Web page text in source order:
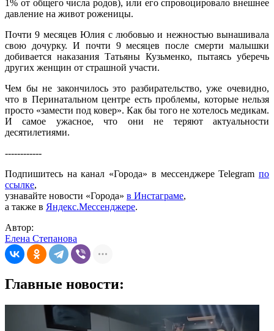
1% от общего числа родов), или его спровоцировало внешнее
давление на живот роженицы.
Почти 9 месяцев Юлия с любовью и нежностью вынашивала
свою дочурку. И почти 9 месяцев после смерти малышки
добивается наказания Татьяны Кузьменко, пытаясь уберечь
других женщин от страшной участи.
Чем бы не закончилось это разбирательство, уже очевидно,
что в Перинатальном центре есть проблемы, которые нельзя
просто «замести под ковер». Как бы того не хотелось медикам.
И самое ужасное, что они не теряют актуальности
десятилетиями.
------------
Подпишитесь на канал «Города» в мессенджере Telegram по
ссылке,
узнавайте новости «Города» в Инстаграме,
а также в Яндекс.Мессенджере.
Автор:
Елена Степанова
Главные новости: